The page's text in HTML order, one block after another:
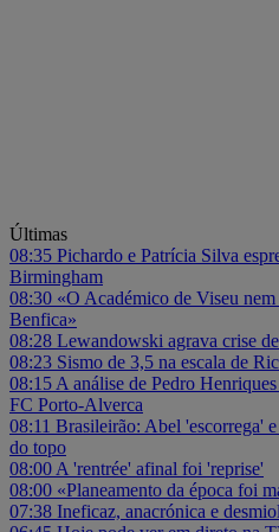
Últimas
08:35 Pichardo e Patrícia Silva
Birmingham
08:30 «O Académico de Viseu
Benfica»
08:28 Lewandowski agrava crise
08:23 Sismo de 3,5 na escala de
08:15 A análise de Pedro
FC Porto-Alverca
08:11 Brasileirão: Abel 'escorrega'
do topo
08:00 A 'rentrée' afinal foi 'reprise'
08:00 «Planeamento da época foi
07:38 Ineficaz, anacrónica e